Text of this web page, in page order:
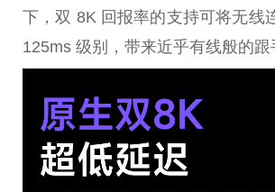
下，双 8K 回报率的支持可将无线
125ms 级别，带来近乎有线般的跟